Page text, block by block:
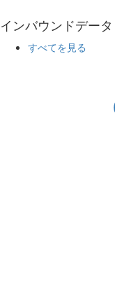
インバウンドデータ
すべてを見る